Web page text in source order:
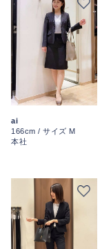
ai
166cm / サイズ M
本社